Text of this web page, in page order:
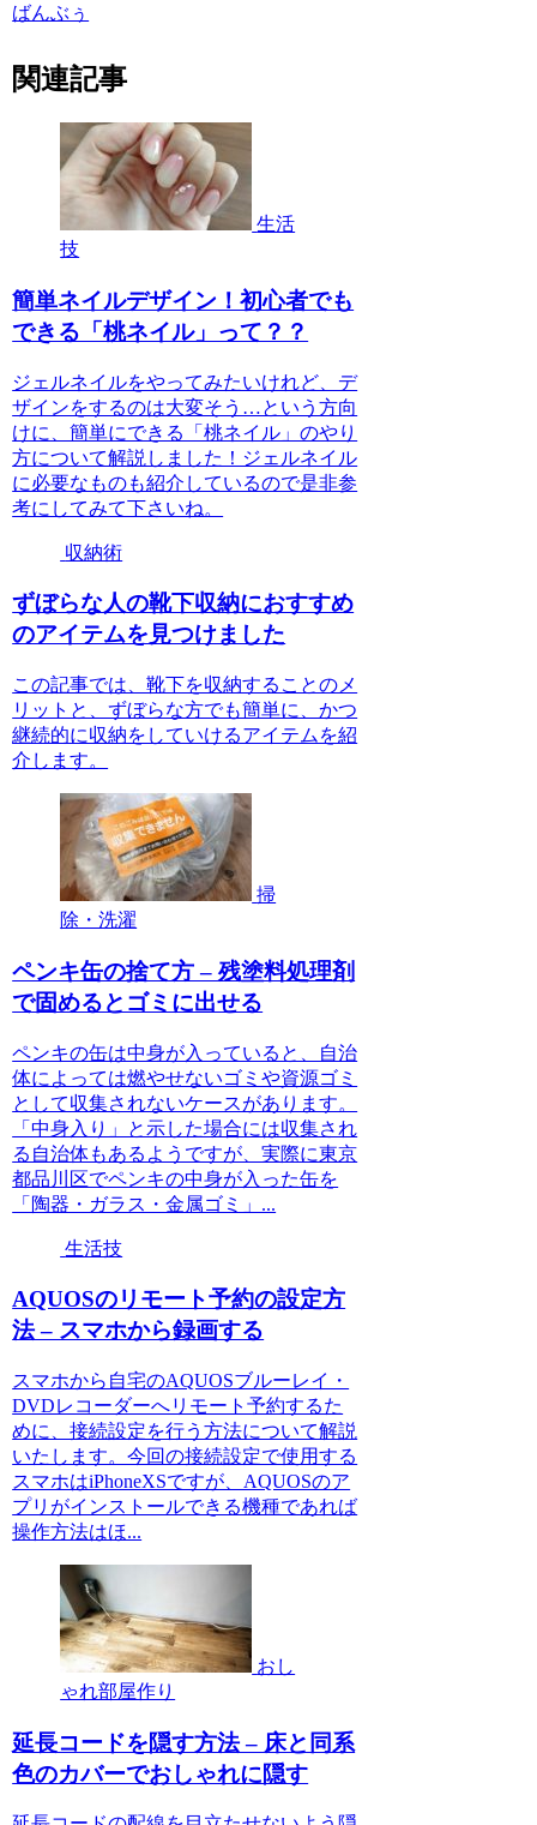
ばんぶぅ
関連記事
生活
技
簡単ネイルデザイン！初心者でも
できる「桃ネイル」って？？
ジェルネイルをやってみたいけれど、デ
ザインをするのは大変そう…という方向
けに、簡単にできる「桃ネイル」のやり
方について解説しました！ジェルネイル
に必要なものも紹介しているので是非参
考にしてみて下さいね。
収納術
ずぼらな人の靴下収納におすすめ
のアイテムを見つけました
この記事では、靴下を収納することのメ
リットと、ずぼらな方でも簡単に、かつ
継続的に収納をしていけるアイテムを紹
介します。
掃
除・洗濯
ペンキ缶の捨て方 – 残塗料処理剤
で固めるとゴミに出せる
ペンキの缶は中身が入っていると、自治
体によっては燃やせないゴミや資源ゴミ
として収集されないケースがあります。
「中身入り」と示した場合には収集され
る自治体もあるようですが、実際に東京
都品川区でペンキの中身が入った缶を
「陶器・ガラス・金属ゴミ」...
生活技
AQUOSのリモート予約の設定方
法 – スマホから録画する
スマホから自宅のAQUOSブルーレイ・
DVDレコーダーへリモート予約するた
めに、接続設定を行う方法について解説
いたします。今回の接続設定で使用する
スマホはiPhoneXSですが、AQUOSのア
プリがインストールできる機種であれば
操作方法はほ...
おし
ゃれ部屋作り
延長コードを隠す方法 – 床と同系
色のカバーでおしゃれに隠す